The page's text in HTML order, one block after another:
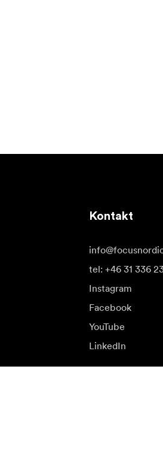
Kontakt
tel: +46 31 336
Instagram
Facebook
YouTube
LinkedIn